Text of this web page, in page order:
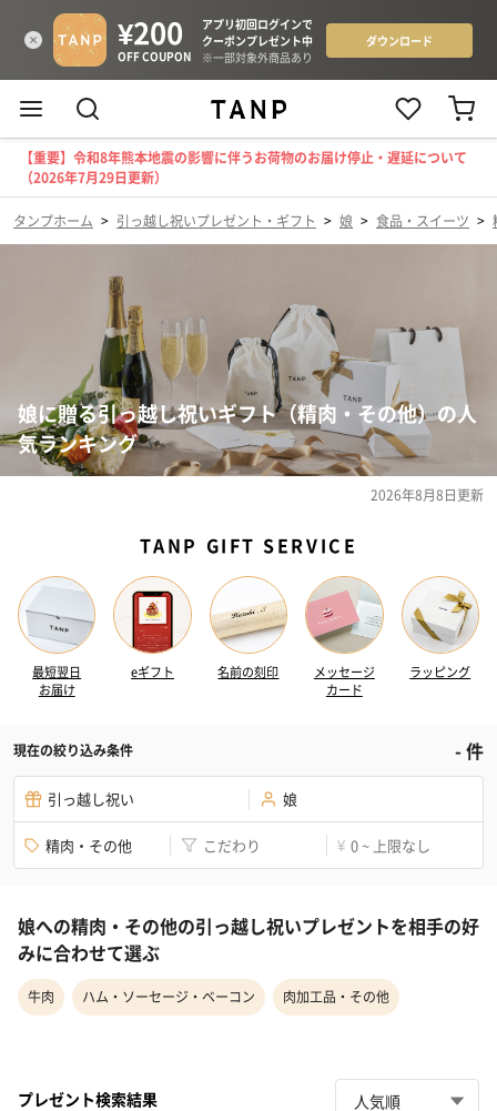
【重要】令和8年熊本地震の影響に伴うお荷物のお届け停止・遅延について
（2026年7月29日更新）
タンプホーム > 引っ越し祝いプレゼント・ギフト > 娘 > 食品・スイーツ >
娘に贈る引っ越し祝いギフト（精肉・その他）の人
気ランキング
2026年8月8日更新
TANP GIFT SERVICE
最短翌日
お届け
eギフト 名前の刻印
メッセージ
カード
ラッピング
現在の絞り込み条件 -件
引っ越し祝い 娘
精肉・その他 こだわり ¥ 0 ~ 上限なし
娘への精肉・その他の引っ越し祝いプレゼントを相手の好
みに合わせて選ぶ
牛肉 ハム・ソーセージ・ベーコン 肉加工品・その他
プレゼント検索結果